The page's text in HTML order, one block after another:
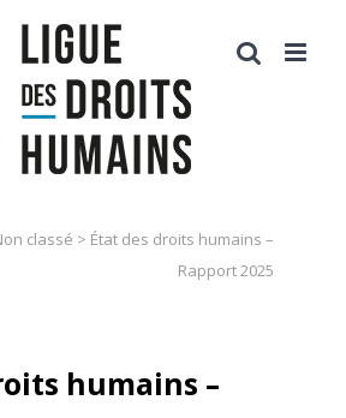
classé > État des droits humains –
Rapport 2025
humains –